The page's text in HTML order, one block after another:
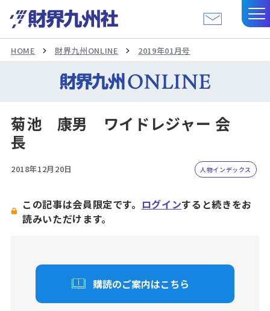
HOME 財界九州ONLINE 2019年01月号
菊池 康男 ワイドレジャー 会
長
2018年12月20日 人物インデックス
この記事は会員限定です。 ログインすると続きをお
読みいただけます。
購読のご案内はこちら